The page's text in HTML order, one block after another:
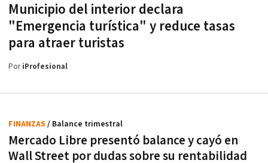
Municipio del interior declara
"Emergencia turística" y reduce tasas
para atraer turistas
PoriProfesional
Mercado Libre presentó balance y cayó en
Wall Street por dudas sobre su rentabilidad
FINANZAS / Balance trimestral